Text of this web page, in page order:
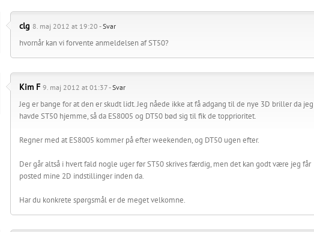
clg 8. maj 2012 at 19:20 -Svar
hvornår kan vi forvente anmeldelsen af ST50?
Kim F 9. maj 2012 at 01:37 -Svar
Jeg er bange for at den er skudt lidt. Jeg nåede ikke at få adgang til de nye 3D briller da jeg
havde ST50 hjemme, så da ES8005 og DT50 bød sig til fik de topprioritet.
Regner med at ES8005 kommer på efter weekenden, og DT50 ugen efter.
Der går altså i hvert fald nogle uger før ST50 skrives færdig, men det kan godt være jeg får
posted mine 2D indstillinger inden da.
Har du konkrete spørgsmål er de meget velkomne.